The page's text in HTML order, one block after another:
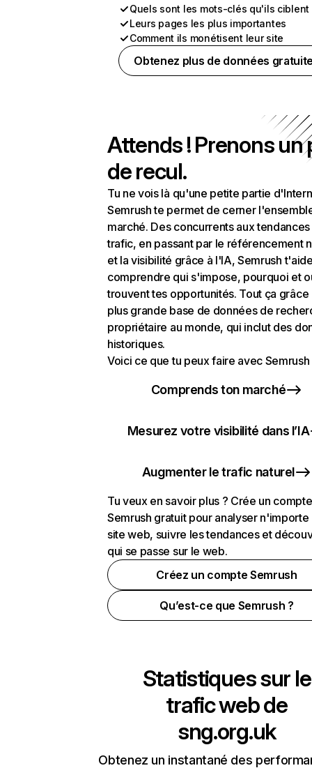
Quels sont les mots-clés qu'ils ciblent
Leurs pages les plus importantes
Comment ils monétisent leur site
Obtenez plus de données
Attends ! Prenons un
de recul.
Tu ne vois là qu'une petite partie
Semrush te permet de cerner
marché. Des concurrents aux
trafic, en passant par le référencement
et la visibilité grâce à l'IA, Semrush
comprendre qui s'impose, pourquoi et
trouvent tes opportunités. Tout ça grâce
plus grande base de données de
propriétaire au monde, qui inclut des
historiques.
Voici ce que tu peux faire avec Semrush
Comprends ton marché
Mesurez votre visibilité dans l’IA
Augmenter le trafic naturel
Tu veux en savoir plus ? Crée un compte
Semrush gratuit pour analyser n'importe
site web, suivre les tendances et
qui se passe sur le web.
Créez un compte Semrush
Qu’est-ce que Semrush ?
Statistiques sur le
trafic web de
sng.org.uk
Obtenez un instantané des